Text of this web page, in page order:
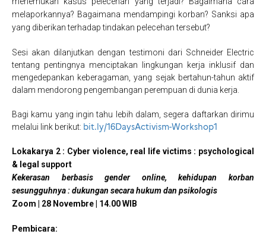
melaporkannya? Bagaimana mendampingi korban? Sanksi apa
yang diberikan terhadap tindakan pelecehan tersebut?
Sesi akan dilanjutkan dengan testimoni dari Schneider Electric
tentang pentingnya menciptakan lingkungan kerja inklusif dan
mengedepankan keberagaman, yang sejak bertahun-tahun aktif
dalam mendorong pengembangan perempuan di dunia kerja.
Bagi kamu yang ingin tahu lebih dalam, segera daftarkan dirimu
melalui link berikut: bit.ly/16DaysActivism-Workshop1
Lokakarya 2 : Cyber violence, real life victims : psychological
& legal support
Kekerasan berbasis gender online, kehidupan korban
sesungguhnya : dukungan secara hukum dan psikologis
Zoom | 28 Novembre | 14.00 WIB
Pembicara: